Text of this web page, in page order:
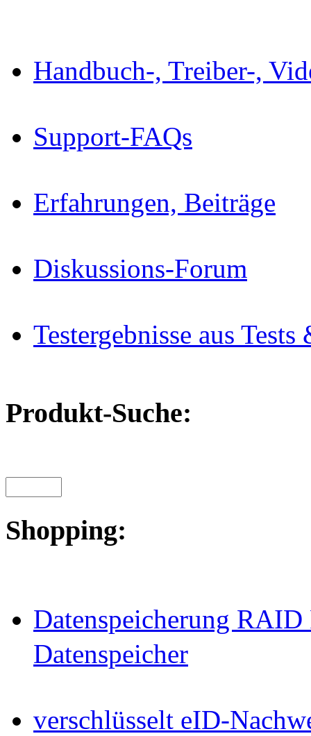
Handbuch-, Treiber-,
Support-FAQs
Erfahrungen, Beiträge
Diskussions-Forum
Testergebnisse aus
Produkt-Suche:
Shopping:
Datenspeicherung
Datenspeicher
verschlüsselt eID-